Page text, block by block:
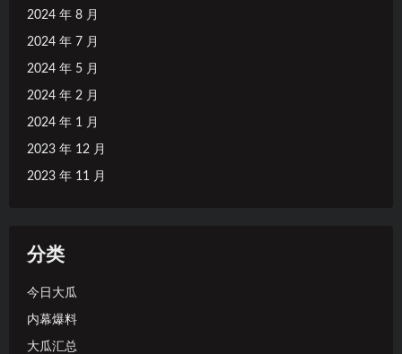
2024 年 8 月
2024 年 7 月
2024 年 5 月
2024 年 2 月
2024 年 1 月
2023 年 12 月
2023 年 11 月
分类
今日大瓜
内幕爆料
大瓜汇总